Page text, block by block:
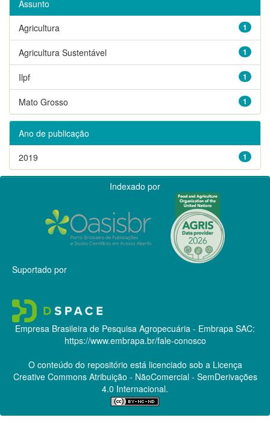
Assunto
1
Agricultura
1
Agricultura Sustentável
1
Ilpf
1
Mato Grosso
Ano de publicação
1
2019
Indexado por
Suportado por
Empresa Brasileira de Pesquisa Agropecuária - Embrapa SAC:
https://www.embrapa.br/fale-conosco
O conteúdo do repositório está licenciado sob a Licença
Creative CommonsAtribuição - NãoComercial - SemDerivações
4.0 Internacional.